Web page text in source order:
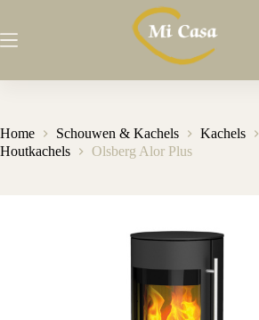
de
Home Schouwen & Kachels
Kachels
Houtkachels
Olsberg Alor Plus